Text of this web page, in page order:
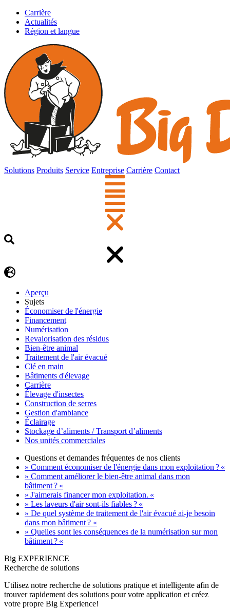
Carrière
Actualités
Région et langue
Solutions Produits Service Entreprise Carrière Contact
Aperçu
Sujets
Économiser de l'énergie
Financement
Numérisation
Revalorisation des résidus
Bien-être animal
Traitement de l'air évacué
Clé en main
Bâtiments d'élevage
Carrière
Élevage d'insectes
Construction de serres
Gestion d'ambiance
Éclairage
Stockage d’aliments / Transport d’aliments
Nos unités commerciales
Questions et demandes fréquentes de nos clients
» Comment économiser de l'énergie dans mon exploitation ? «
» Comment améliorer le bien-être animal dans mon
bâtiment ? «
» J'aimerais financer mon exploitation. «
» Les laveurs d'air sont-ils fiables ? «
» De quel système de traitement de l'air évacué ai-je besoin
dans mon bâtiment ? «
» Quelles sont les conséquences de la numérisation sur mon
bâtiment ? «
Big EXPERIENCE
Recherche de solutions
Utilisez notre recherche de solutions pratique et intelligente afin de
trouver rapidement des solutions pour votre application et créez
votre propre Big Experience!